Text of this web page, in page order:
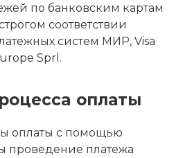
по банковским картам
соответствии
систем МИР, Visa
Sprl.
оплаты
оплаты с помощью
проведение платежа